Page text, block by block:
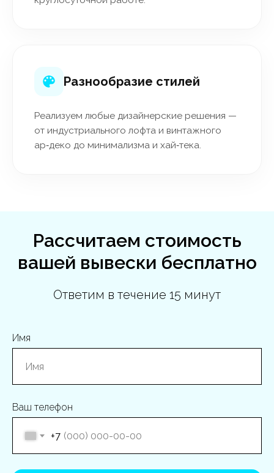
Разнообразие стилей
Реализуем любые дизайнерские решения —
от индустриального лофта и винтажного
ар‑деко до минимализма и хай‑тека.
Рассчитаем стоимость
вашей вывески бесплатно
Ответим в течение 15 минут
Имя
Ваш телефон
+7